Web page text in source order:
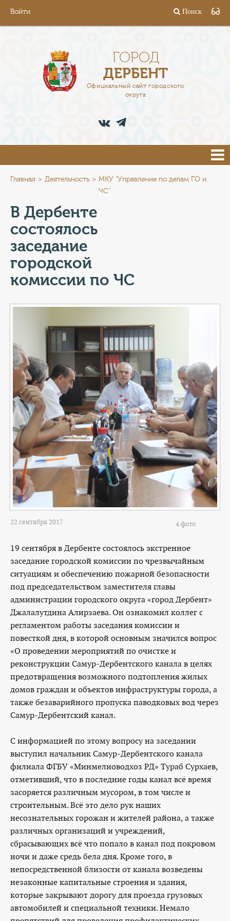
Войти Поиск
ГОРОД
ДЕРБЕНТ
Официальный сайт городского
округа
АДМИНИСТРАЦИЯ
ПРЕСС-ЦЕНТР
ТУРИСТАМ
КОНТАКТЫ
ТАРИФЫ
ГЕРОИ Z
КАТАЛОГ УСЛУГ
СЛУЖБА ПО КОНТРАКТУ
Главная Деятельность
МКУ "Управление по делам ГО и
ЧС"
В Дербенте
состоялось
заседание
городской
комиссии по ЧС
22 сентября 2017 4 фото
19 сентября в Дербенте состоялось экстренное
заседание городской комиссии по чрезвычайным
ситуациям и обеспечению пожарной безопасности
под председательством заместителя главы
администрации городского округа «город Дербент»
Джалалутдина Алирзаева. Он ознакомил коллег с
регламентом работы заседания комиссии и
повесткой дня, в которой основным значился вопрос
«О проведении мероприятий по очистке и
реконструкции Самур-Дербентского канала в целях
предотвращения возможного подтопления жилых
домов граждан и объектов инфраструктуры города, а
также безаварийного пропуска паводковых вод через
Самур-Дербентский канал.
С информацией по этому вопросу на заседании
выступил начальник Самур-Дербентского канала
филиала ФГБУ «Минмелиоводхоз РД» Тураб Сурхаев,
отметивший, что в последние годы канал всё время
засоряется различным мусором, в том числе и
строительным. Всё это дело рук наших
несознательных горожан и жителей района, а также
различных организаций и учреждений,
сбрасывающих всё что попало в канал под покровом
ночи и даже средь бела дня. Кроме того, в
непосредственной близости от канала возведены
незаконные капитальные строения и здания,
которые закрывают дорогу для проезда грузовых
автомобилей и специальной техники. Немало